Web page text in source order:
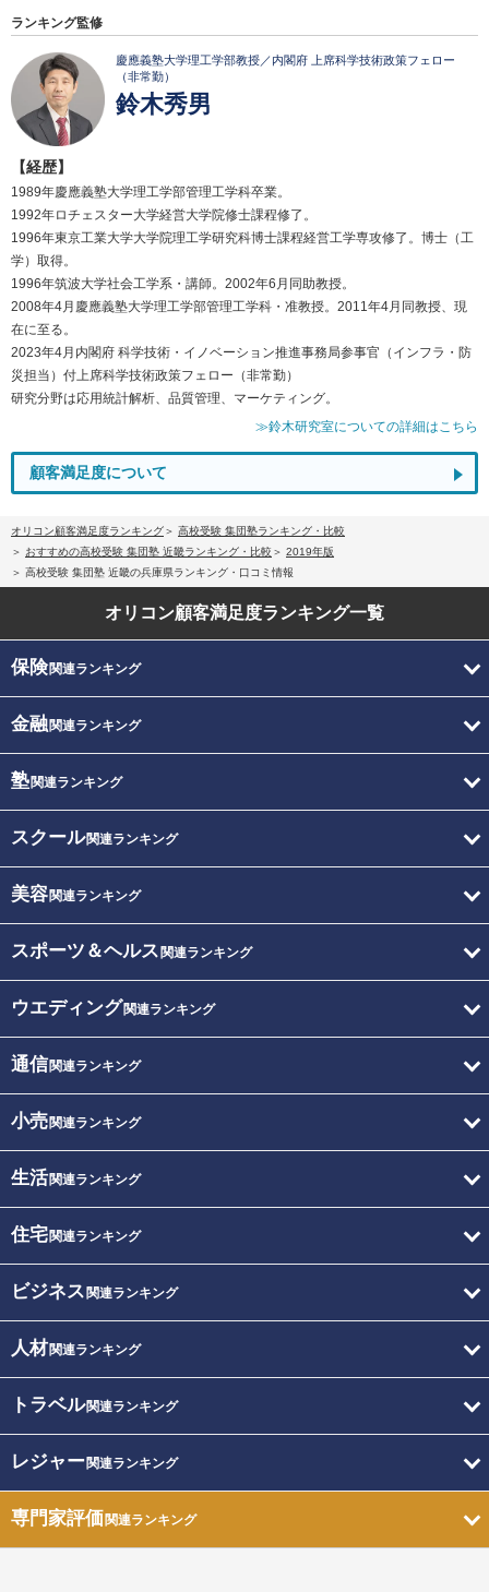
ランキング監修
慶應義塾大学理工学部教授／内閣府 上席科学技術政策フェロー
（非常勤）
鈴木秀男
【経歴】
1989年慶應義塾大学理工学部管理工学科卒業。
1992年ロチェスター大学経営大学院修士課程修了。
1996年東京工業大学大学院理工学研究科博士課程経営工学専攻修了。博士（工
学）取得。
1996年筑波大学社会工学系・講師。2002年6月同助教授。
2008年4月慶應義塾大学理工学部管理工学科・准教授。2011年4月同教授、現
在に至る。
2023年4月内閣府 科学技術・イノベーション推進事務局参事官（インフラ・防
災担当）付上席科学技術政策フェロー（非常勤）
研究分野は応用統計解析、品質管理、マーケティング。
≫鈴木研究室についての詳細はこちら
顧客満足度について
オリコン顧客満足度ランキング
高校受験 集団塾ランキング・比較
おすすめの高校受験 集団塾 近畿ランキング・比較
2019年版
高校受験 集団塾 近畿の兵庫県ランキング・口コミ情報
オリコン顧客満足度ランキング一覧
保険関連ランキング
金融関連ランキング
塾関連ランキング
スクール関連ランキング
美容関連ランキング
スポーツ＆ヘルス 関連ランキング
ウエディング関連ランキング
通信関連ランキング
小売関連ランキング
生活関連ランキング
住宅関連ランキング
ビジネス 関連ランキング
人材関連ランキング
トラベル関連ランキング
レジャー関連ランキング
専門家評価関連ランキング